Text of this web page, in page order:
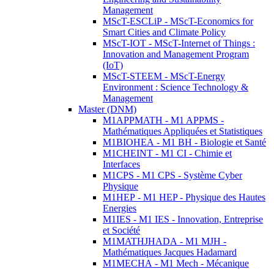
Management
MScT-ESCLiP - MScT-Economics for
Smart Cities and Climate Policy
MScT-IOT - MScT-Internet of Things :
Innovation and Management Program
(IoT)
MScT-STEEM - MScT-Energy
Environment : Science Technology &
Management
Master (DNM)
M1APPMATH - M1 APPMS -
Mathématiques Appliquées et Statistiques
M1BIOHEA - M1 BH - Biologie et Santé
M1CHEINT - M1 CI - Chimie et
Interfaces
M1CPS - M1 CPS - Système Cyber
Physique
M1HEP - M1 HEP - Physique des Hautes
Energies
M1IES - M1 IES - Innovation, Entreprise
et Société
M1MATHJHADA - M1 MJH -
Mathématiques Jacques Hadamard
M1MECHA - M1 Mech - Mécanique